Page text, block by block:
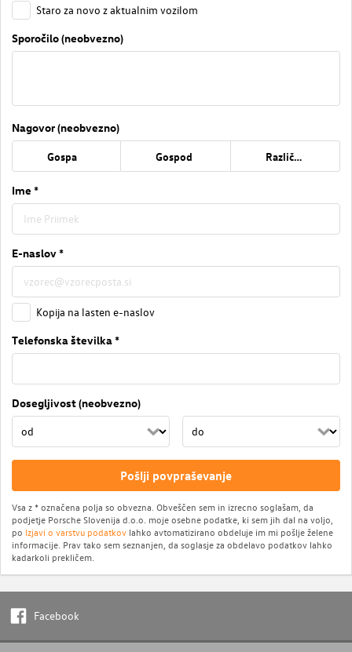
Staro za novo z aktualnim vozilom
Sporočilo (neobvezno)
Nagovor (neobvezno)
Gospa Gospod Različno
Ime *
E-naslov *
Kopija na lasten e-naslov
Telefonska številka *
Dosegljivost (neobvezno)
Pošlji povpraševanje
Vsa z * označena polja so obvezna. Obveščen sem in izrecno soglašam, da
podjetje Porsche Slovenija d.o.o. moje osebne podatke, ki sem jih dal na voljo,
po Izjavi o varstvu podatkov lahko avtomatizirano obdeluje im mi pošlje želene
informacije. Prav tako sem seznanjen, da soglasje za obdelavo podatkov lahko
kadarkoli prekličem.
Facebook